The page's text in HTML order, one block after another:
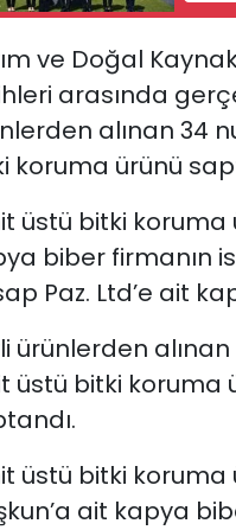
ve Doğal
arasında
alınan 34
koruma ürünü
üstü bitki koruma
biber firmanın
Paz. Ltd’e ait
ürünlerden alınan
üstü bitki koruma
üstü bitki
ait kapya